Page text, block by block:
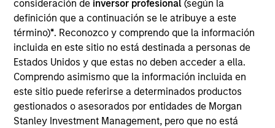
consideración de inversor profesional(según la
definición que a continuación se le atribuye a este
término)*. Reconozco y comprendo que la información
incluida en este sitio no está destinada a personas de
Estados Unidos y que estas no deben acceder a ella.
Comprendo asimismo que la información incluida en
este sitio puede referirse a determinados productos
gestionados o asesorados por entidades de Morgan
Stanley Investment Management, pero que no está
40